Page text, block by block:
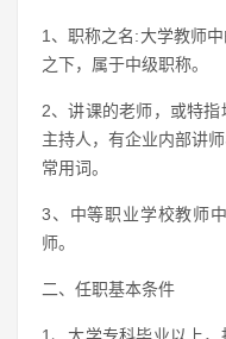
1、职称之名:大学教师
之下，属于中级职称。
2、讲课的老师，或特
主持人，有企业内部讲
常用词。
3、中等职业学校教师
师。
二、任职基本条件